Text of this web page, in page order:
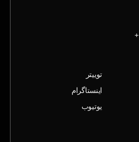
توییتر
اینستاگرام
یوتیوب